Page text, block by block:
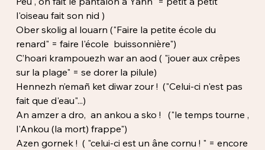
l'oiseau fait son nid )
Ober skolig al louarn ("Faire la petite école du
renard" = faire l'école buissonnière")
C’hoari krampouezh war an aod ( "jouer aux crêpes
sur la plage" = se dorer la pilule)
Hennezh n’emañ ket diwar zour ! ("Celui-ci n'est pas
fait que d'eau"...)
An amzer a dro, an ankou a sko ! ("le temps tourne ,
l'Ankou (la mort) frappe")
Azen gornek ! ( "celui-ci est un âne cornu ! " = encore